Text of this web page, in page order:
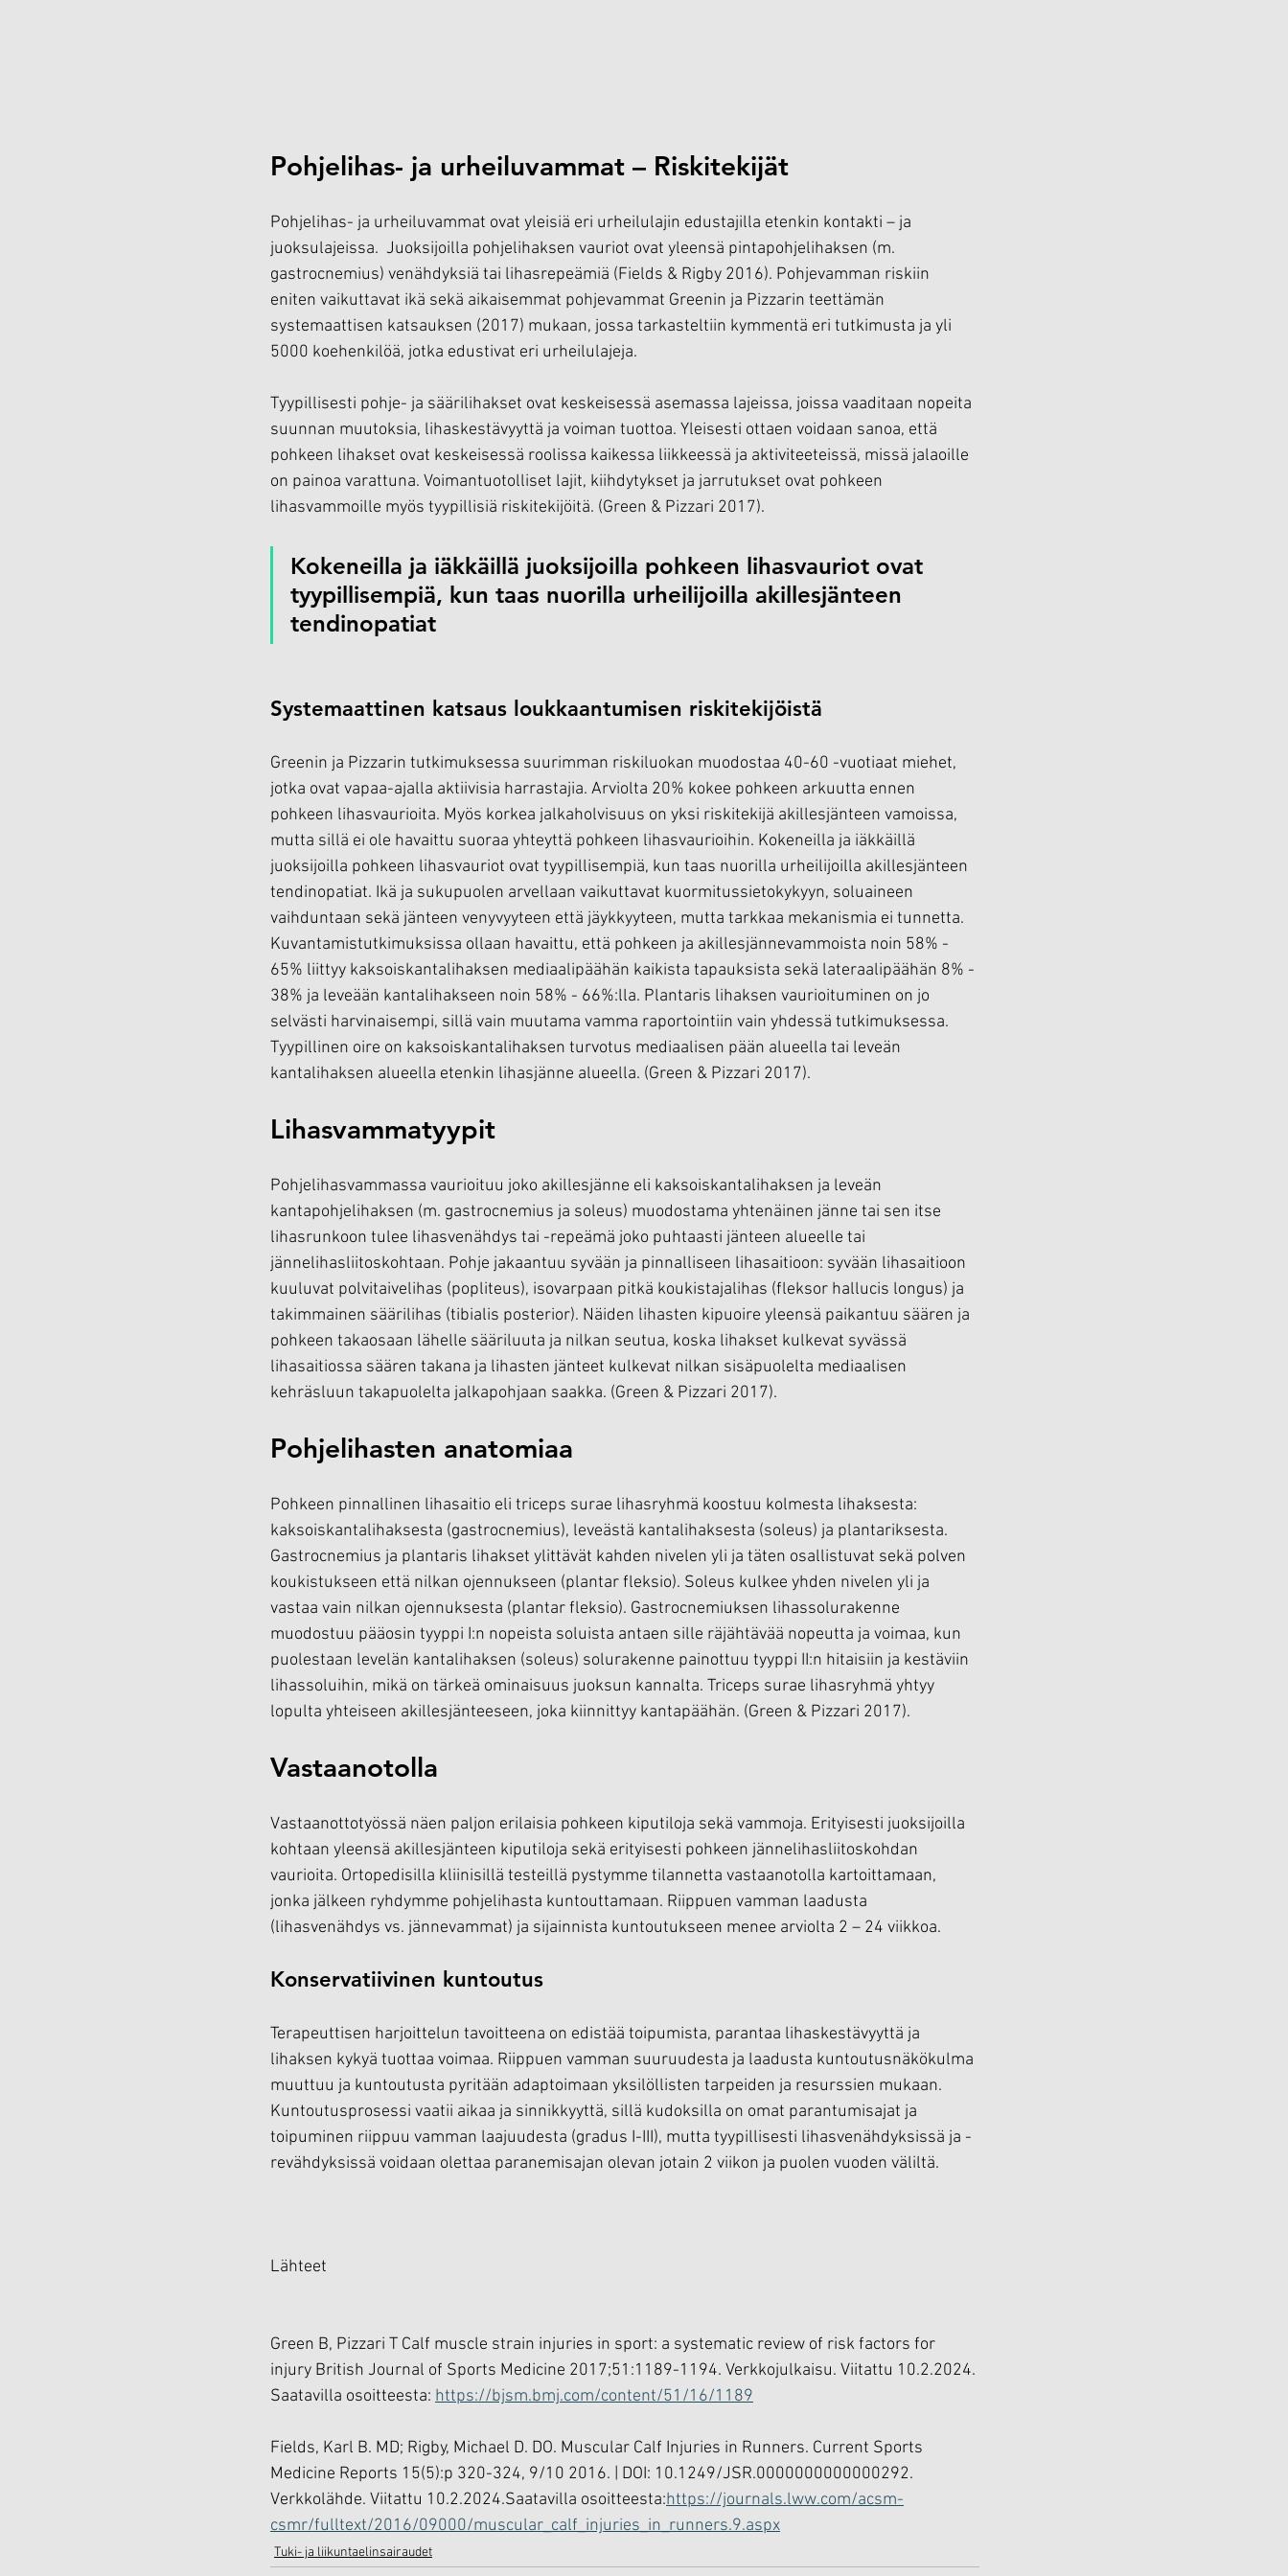
Pohjelihas- ja urheiluvammat – Riskitekijät
Pohjelihas- ja urheiluvammat ovat yleisiä eri urheilulajin edustajilla etenkin kontakti – ja
juoksulajeissa.  Juoksijoilla pohjelihaksen vauriot ovat yleensä pintapohjelihaksen (m.
gastrocnemius) venähdyksiä tai lihasrepeämiä (Fields & Rigby 2016). Pohjevamman riskiin
eniten vaikuttavat ikä sekä aikaisemmat pohjevammat Greenin ja Pizzarin teettämän
systemaattisen katsauksen (2017) mukaan, jossa tarkasteltiin kymmentä eri tutkimusta ja yli
5000 koehenkilöä, jotka edustivat eri urheilulajeja.
Tyypillisesti pohje- ja säärilihakset ovat keskeisessä asemassa lajeissa, joissa vaaditaan nopeita
suunnan muutoksia, lihaskestävyyttä ja voiman tuottoa. Yleisesti ottaen voidaan sanoa, että
pohkeen lihakset ovat keskeisessä roolissa kaikessa liikkeessä ja aktiviteeteissä, missä jalaoille
on painoa varattuna. Voimantuotolliset lajit, kiihdytykset ja jarrutukset ovat pohkeen
lihasvammoille myös tyypillisiä riskitekijöitä. (Green & Pizzari 2017).
Kokeneilla ja iäkkäillä juoksijoilla pohkeen lihasvauriot ovat
tyypillisempiä, kun taas nuorilla urheilijoilla akillesjänteen
tendinopatiat
Systemaattinen katsaus loukkaantumisen riskitekijöistä
Greenin ja Pizzarin tutkimuksessa suurimman riskiluokan muodostaa 40-60 -vuotiaat miehet,
jotka ovat vapaa-ajalla aktiivisia harrastajia. Arviolta 20% kokee pohkeen arkuutta ennen
pohkeen lihasvaurioita. Myös korkea jalkaholvisuus on yksi riskitekijä akillesjänteen vamoissa,
mutta sillä ei ole havaittu suoraa yhteyttä pohkeen lihasvaurioihin. Kokeneilla ja iäkkäillä
juoksijoilla pohkeen lihasvauriot ovat tyypillisempiä, kun taas nuorilla urheilijoilla akillesjänteen
tendinopatiat. Ikä ja sukupuolen arvellaan vaikuttavat kuormitussietokykyyn, soluaineen
vaihduntaan sekä jänteen venyvyyteen että jäykkyyteen, mutta tarkkaa mekanismia ei tunnetta.
Kuvantamistutkimuksissa ollaan havaittu, että pohkeen ja akillesjännevammoista noin 58% -
65% liittyy kaksoiskantalihaksen mediaalipäähän kaikista tapauksista sekä lateraalipäähän 8% -
38% ja leveään kantalihakseen noin 58% - 66%:lla. Plantaris lihaksen vaurioituminen on jo
selvästi harvinaisempi, sillä vain muutama vamma raportointiin vain yhdessä tutkimuksessa.
Tyypillinen oire on kaksoiskantalihaksen turvotus mediaalisen pään alueella tai leveän
kantalihaksen alueella etenkin lihasjänne alueella. (Green & Pizzari 2017).
Lihasvammatyypit
Pohjelihasvammassa vaurioituu joko akillesjänne eli kaksoiskantalihaksen ja leveän
kantapohjelihaksen (m. gastrocnemius ja soleus) muodostama yhtenäinen jänne tai sen itse
lihasrunkoon tulee lihasvenähdys tai -repeämä joko puhtaasti jänteen alueelle tai
jännelihasliitoskohtaan. Pohje jakaantuu syvään ja pinnalliseen lihasaitioon: syvään lihasaitioon
kuuluvat polvitaivelihas (popliteus), isovarpaan pitkä koukistajalihas (fleksor hallucis longus) ja
takimmainen säärilihas (tibialis posterior). Näiden lihasten kipuoire yleensä paikantuu säären ja
pohkeen takaosaan lähelle sääriluuta ja nilkan seutua, koska lihakset kulkevat syvässä
lihasaitiossa säären takana ja lihasten jänteet kulkevat nilkan sisäpuolelta mediaalisen
kehräsluun takapuolelta jalkapohjaan saakka. (Green & Pizzari 2017).
Pohjelihasten anatomiaa
Pohkeen pinnallinen lihasaitio eli triceps surae lihasryhmä koostuu kolmesta lihaksesta:
kaksoiskantalihaksesta (gastrocnemius), leveästä kantalihaksesta (soleus) ja plantariksesta.
Gastrocnemius ja plantaris lihakset ylittävät kahden nivelen yli ja täten osallistuvat sekä polven
koukistukseen että nilkan ojennukseen (plantar fleksio). Soleus kulkee yhden nivelen yli ja
vastaa vain nilkan ojennuksesta (plantar fleksio). Gastrocnemiuksen lihassolurakenne
muodostuu pääosin tyyppi I:n nopeista soluista antaen sille räjähtävää nopeutta ja voimaa, kun
puolestaan levelän kantalihaksen (soleus) solurakenne painottuu tyyppi II:n hitaisiin ja kestäviin
lihassoluihin, mikä on tärkeä ominaisuus juoksun kannalta. Triceps surae lihasryhmä yhtyy
lopulta yhteiseen akillesjänteeseen, joka kiinnittyy kantapäähän. (Green & Pizzari 2017).
Vastaanotolla
Vastaanottotyössä näen paljon erilaisia pohkeen kiputiloja sekä vammoja. Erityisesti juoksijoilla
kohtaan yleensä akillesjänteen kiputiloja sekä erityisesti pohkeen jännelihasliitoskohdan
vaurioita. Ortopedisilla kliinisillä testeillä pystymme tilannetta vastaanotolla kartoittamaan,
jonka jälkeen ryhdymme pohjelihasta kuntouttamaan. Riippuen vamman laadusta
(lihasvenähdys vs. jännevammat) ja sijainnista kuntoutukseen menee arviolta 2 – 24 viikkoa.
Konservatiivinen kuntoutus
Terapeuttisen harjoittelun tavoitteena on edistää toipumista, parantaa lihaskestävyyttä ja
lihaksen kykyä tuottaa voimaa. Riippuen vamman suuruudesta ja laadusta kuntoutusnäkökulma
muuttuu ja kuntoutusta pyritään adaptoimaan yksilöllisten tarpeiden ja resurssien mukaan.
Kuntoutusprosessi vaatii aikaa ja sinnikkyyttä, sillä kudoksilla on omat parantumisajat ja
toipuminen riippuu vamman laajuudesta (gradus I-III), mutta tyypillisesti lihasvenähdyksissä ja -
revähdyksissä voidaan olettaa paranemisajan olevan jotain 2 viikon ja puolen vuoden väliltä.
Lähteet
Green B, Pizzari T Calf muscle strain injuries in sport: a systematic review of risk factors for
injury British Journal of Sports Medicine 2017;51:1189-1194. Verkkojulkaisu. Viitattu 10.2.2024.
Saatavilla osoitteesta: https://bjsm.bmj.com/content/51/16/1189
Fields, Karl B. MD; Rigby, Michael D. DO. Muscular Calf Injuries in Runners. Current Sports
Medicine Reports 15(5):p 320-324, 9/10 2016. | DOI: 10.1249/JSR.0000000000000292.
Verkkolähde. Viitattu 10.2.2024.Saatavilla osoitteesta:https://journals.lww.com/acsm-
csmr/fulltext/2016/09000/muscular_calf_injuries_in_runners.9.aspx
Tuki- ja liikuntaelinsairaudet